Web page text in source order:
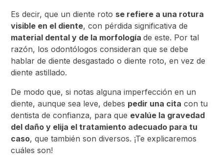
Es decir, que un diente roto se refiere a una rotura
visible en el diente, con pérdida significativa de
material dental y de la morfologíade este. Por tal
razón, los odontólogos consideran que se debe
hablar de diente desgastado o diente roto, en vez de
diente astillado.
De modo que, si notas alguna imperfección en un
diente, aunque sea leve, debes pedir una cita con tu
dentista de confianza, para que evalúe la gravedad
del daño y elija el tratamiento adecuado para tu
caso, que también son diversos. ¡Te explicaremos
cuáles son!